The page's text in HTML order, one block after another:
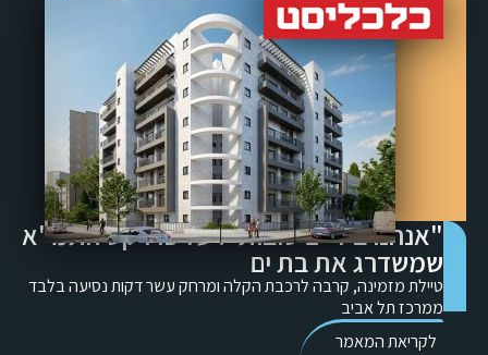
"אנחנו בידיים טובות": על פרויקט התמ"א
שמשדרג את בת ים
טיילת מזמינה, קרבה לרכבת הקלה ומרחק עשר דקות נסיעה בלבד
ממרכז תל אביב
לקריאת המאמר